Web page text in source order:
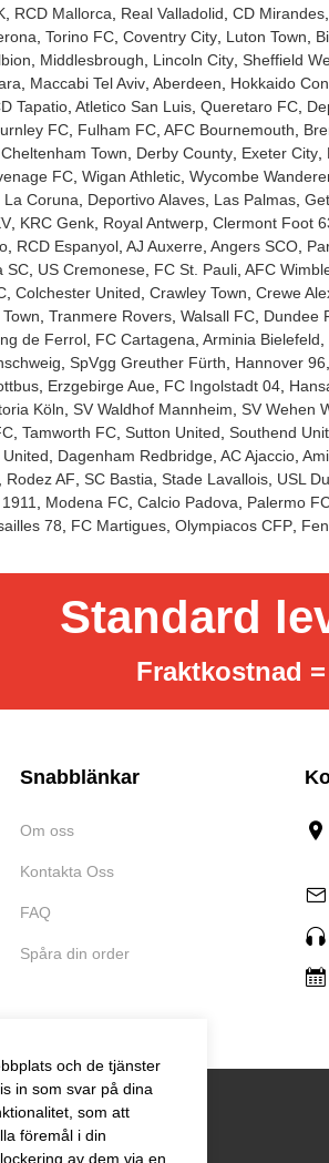
RCD Mallorca Real Valladolid CD Mirandes
Torino FC Coventry City Luton Town
Middlesbrough Lincoln City Sheffield
Maccabi Tel Aviv Aberdeen Hokkaido
Tapatio Atletico San Luis Queretaro FC
FC Fulham FC AFC Bournemouth
Cheltenham Town Derby County Exeter City
FC Wigan Athletic Wycombe
La Coruna Deportivo Alaves Las Palmas
KRC Genk Royal Antwerp Clermont Foot
RCD Espanyol AJ Auxerre Angers SCO
SC US Cremonese FC St. Pauli AFC
Colchester United Crawley Town Crewe
Tranmere Rovers Walsall FC Dundee
de Ferrol FC Cartagena Arminia Bielefeld
SpVgg Greuther Fürth Hannover 96
Erzgebirge Aue FC Ingolstadt 04
Köln SV Waldhof Mannheim SV Wehen
Tamworth FC Sutton United Southend
Dagenham Redbridge AC Ajaccio
Rodez AF SC Bastia Stade Lavallois USL
Modena FC Calcio Padova Palermo
78 FC Martigues Olympiacos CFP
Standard
Fraktkostnad =
Snabblänkar
Om oss
Kontakta Oss
FAQ
Spåra din order
dagar
och de tjänster
in som svar på dina
som att
föremål i din
av dem via en